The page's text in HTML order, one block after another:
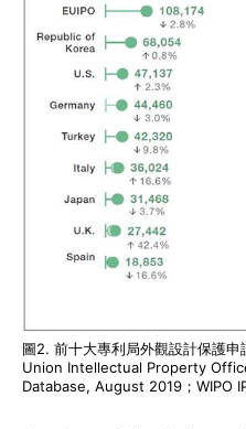
圖2. 前十大專利局外觀設計保護
Union Intellectual Property
Database, August 2019；WIPO